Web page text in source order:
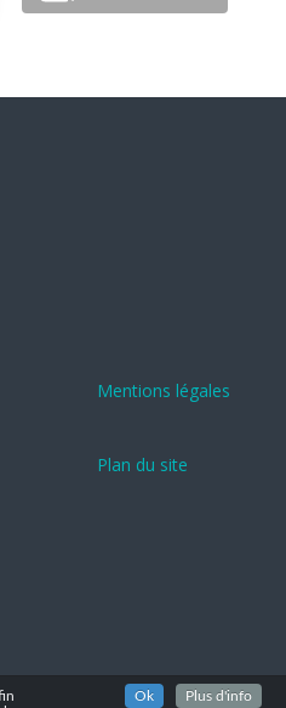
Mentions légales
Plan du site
Ok Plus d'info